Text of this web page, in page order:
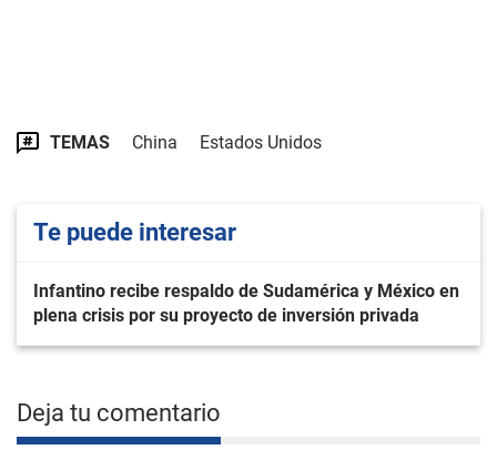
TEMAS China Estados Unidos
Te puede interesar
Infantino recibe respaldo de Sudamérica y México en
plena crisis por su proyecto de inversión privada
Deja tu comentario